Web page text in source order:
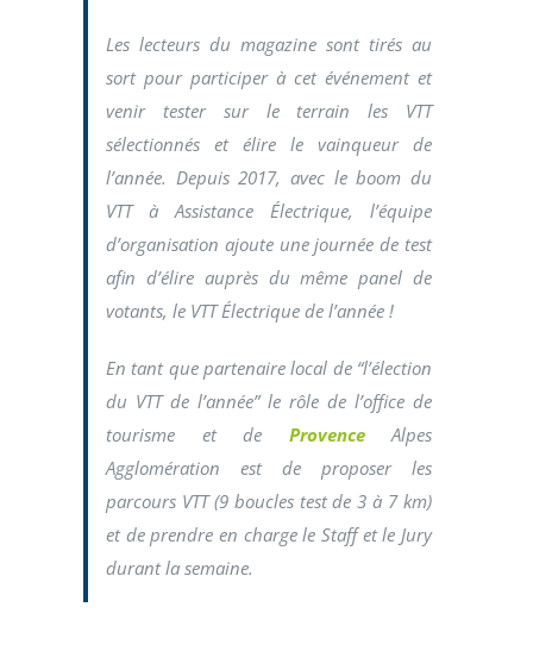
Les lecteurs du magazine sont tirés au
sort pour participer à cet événement et
venir tester sur le terrain les VTT
sélectionnés et élire le vainqueur de
l’année. Depuis 2017, avec le boom du
VTT à Assistance Électrique, l’équipe
d’organisation ajoute une journée de test
afin d’élire auprès du même panel de
votants, le VTT Électrique de l’année !
En tant que partenaire local de “l’élection
du VTT de l’année” le rôle de l’office de
tourisme et de ProvenceAlpes
Agglomération est de proposer les
parcours VTT (9 boucles test de 3 à 7 km)
et de prendre en charge le Staff et le Jury
durant la semaine.